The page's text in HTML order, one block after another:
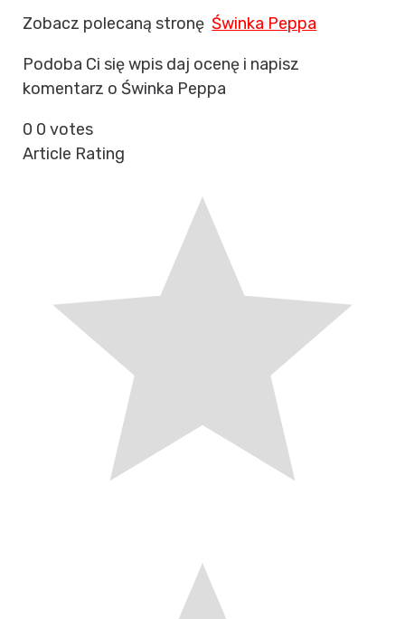
Zobacz polecaną stronę Świnka Peppa
Podoba Ci się wpis daj ocenę i napisz
komentarz o Świnka Peppa
0 0 votes
Article Rating